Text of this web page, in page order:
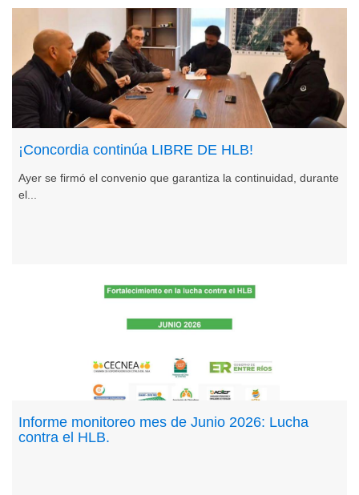
¡Concordia continúa LIBRE DE HLB!
Ayer se firmó el convenio que garantiza la continuidad, durante
el...
Informe monitoreo mes de Junio 2026: Lucha
contra el HLB.